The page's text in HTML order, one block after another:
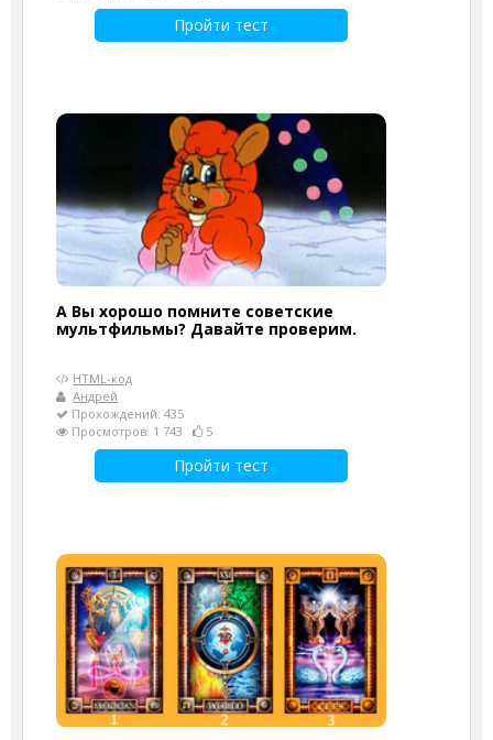
Пройти тест
А Вы хорошо помните советские
мультфильмы? Давайте проверим.
HTML-код
Андрей
Прохождений: 435
Просмотров: 1 743
5
Пройти тест